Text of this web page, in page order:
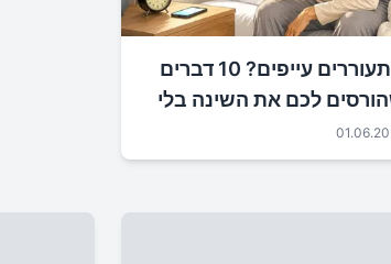
מתעוררים עייפים? 10 דברים
לכם את השינה בלי
לב